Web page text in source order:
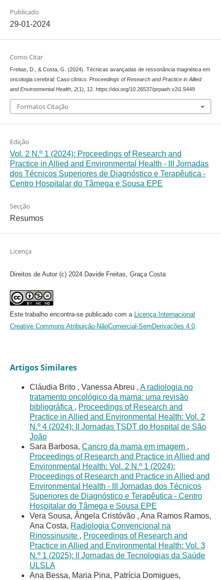
Publicado
29-01-2024
Como Citar
Freitas, D., & Costa, G. (2024). Técnicas avançadas de ressonância magnética em
oncologia cerebral: Caso clínico. Proceedings of Research and Practice in Allied
and Environmental Health, 2(1), 12. https://doi.org/10.26537/prpaeh.v2i1.5449
Formatos Citação
Edição
Vol. 2 N.º 1 (2024): Proceedings of Research and
Practice in Allied and Environmental Health - III Jornadas
dos Técnicos Superiores de Diagnóstico e Terapêutica -
Centro Hospitalar do Tâmega e Sousa EPE
Secção
Resumos
Licença
Direitos de Autor (c) 2024 Davide Freitas, Graça Costa
Este trabalho encontra-se publicado com a Licença Internacional
Creative Commons Atribuição-NãoComercial-SemDerivações 4.0.
Artigos Similares
Cláudia Brito , Vanessa Abreu , A radiologia no
tratamento oncológico da mama: uma revisão
bibliográfica , Proceedings of Research and
Practice in Allied and Environmental Health: Vol. 2
N.º 4 (2024): II Jornadas TSDT do Hospital de São
João
Sara Barbosa, Cancro da mama em imagem ,
Proceedings of Research and Practice in Allied and
Environmental Health: Vol. 2 N.º 1 (2024):
Proceedings of Research and Practice in Allied and
Environmental Health - III Jornadas dos Técnicos
Superiores de Diagnóstico e Terapêutica - Centro
Hospitalar do Tâmega e Sousa EPE
Vera Sousa, Ângela Cristóvão , Ana Ramos Ramos,
Ana Costa, Radiologia Convencional na
Rinossinusite , Proceedings of Research and
Practice in Allied and Environmental Health: Vol. 3
N.º 1 (2025): II Jornadas de Tecnologias da Saúde
ULSLA
Ana Bessa, Maria Pina, Patrícia Domigues,